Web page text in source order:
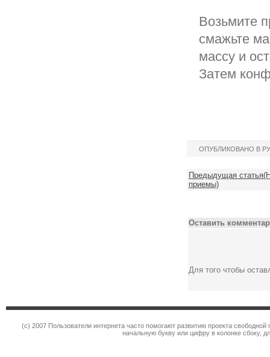
Возьмите
смажьте
массу и
Затем
ОПУБЛИКОВАНО В
Предыдущая
приемы)
Оставить
Для того чтобы
(c) 2007 Пользователи интернета часто помогают развитию проекта
начальную букву или цифру в колонке сбоку,